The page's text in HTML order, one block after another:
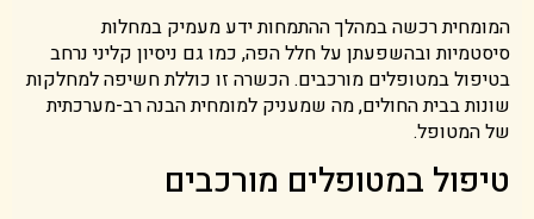
המומחית רכשה במהלך ההתמחות ידע מעמיק במחלות
סיסטמיות ובהשפעתן על חלל הפה, כמו גם ניסיון קליני נרחב
בטיפול במטופלים מורכבים. הכשרה זו כוללת חשיפה למחלקות
שונות בבית החולים, מה שמעניק למומחית הבנה רב-מערכתית
של המטופל.
טיפול במטופלים מורכבים